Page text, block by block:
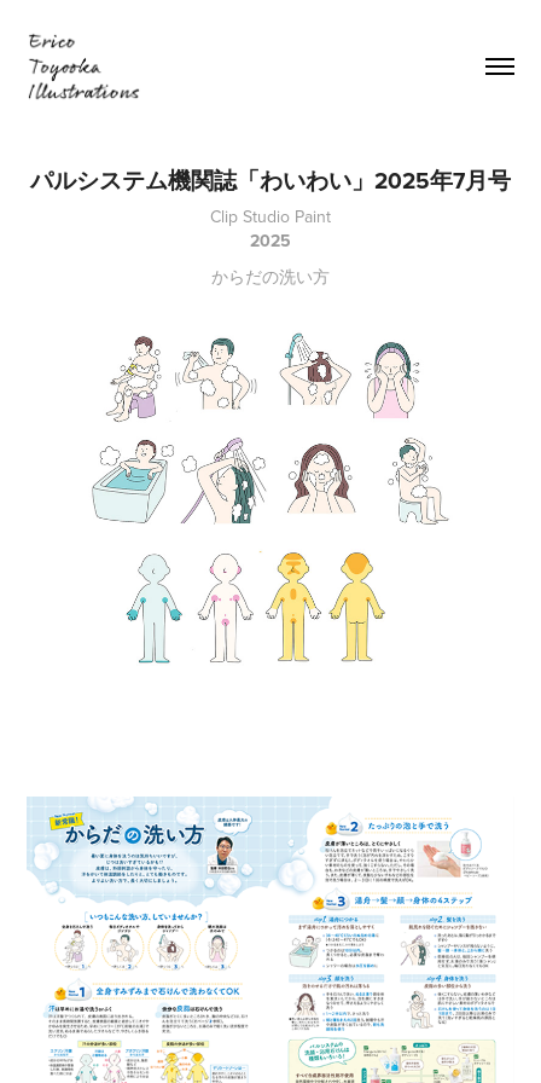
パルシステム機関誌「わいわい」2025年7月号
Clip Studio Paint
2025
からだの洗い方